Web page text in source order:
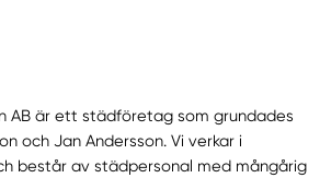
AB är ett städföretag som grundades
och Jan Andersson. Vi verkar i
består av städpersonal med mångårig